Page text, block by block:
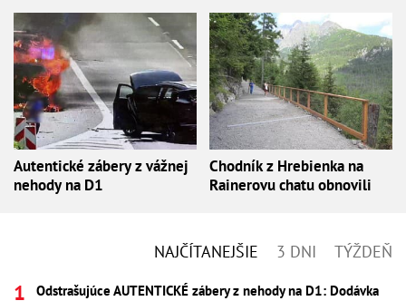
Autentické zábery z vážnej
nehody na D1
Chodník z Hrebienka na
Rainerovu chatu obnovili
NAJČÍTANEJŠIE 3 DNI TÝŽDEŇ
Odstrašujúce AUTENTICKÉ zábery z nehody na D1: Dodávka